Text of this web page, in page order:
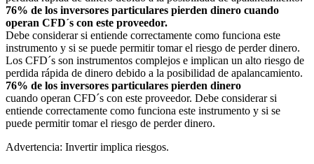
76% de los inversores particulares pierden dinero cuando
operan CFD´s con este proveedor.
Debe considerar si entiende correctamente como funciona este
instrumento y si se puede permitir tomar el riesgo de perder dinero.
Los CFD´s son instrumentos complejos e implican un alto riesgo de
perdida rápida de dinero debido a la posibilidad de apalancamiento.
76% de los inversores particulares pierden dinero
cuando operan CFD´s con este proveedor. Debe considerar si
entiende correctamente como funciona este instrumento y si se
puede permitir tomar el riesgo de perder dinero.
Advertencia: Invertir implica riesgos.